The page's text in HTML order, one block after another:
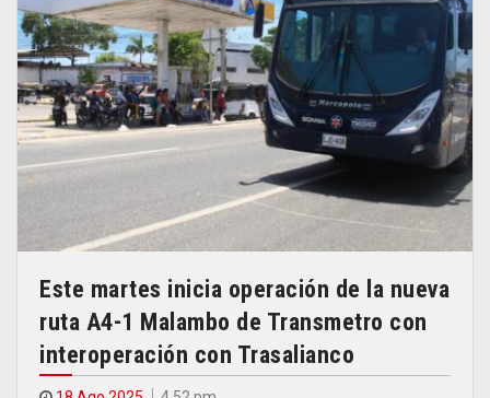
Este martes inicia operación de la nueva
ruta A4-1 Malambo de Transmetro con
interoperación con Trasalianco